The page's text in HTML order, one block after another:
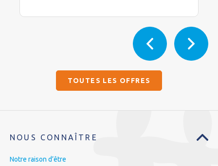
TOUTES LES OFFRES
NOUS CONNAÎTRE
Notre raison d’être